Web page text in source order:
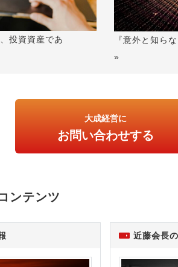
投資資産であ
『意外と知ら
»
大成経営に
お問い合わせする
ンテンツ
近藤会長